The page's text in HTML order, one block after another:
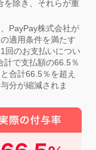
を除き、それらが重
PayPay株式会社が
適用条件を満たす
回のお支払いについ
計で支払額の66.5％
合計66.5％を超え
分が縮減されま